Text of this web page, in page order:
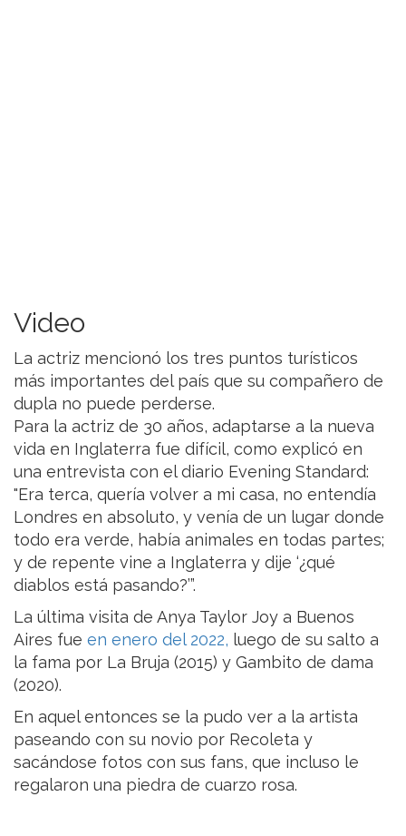
Video
La actriz mencionó los tres puntos turísticos
más importantes del país que su compañero de
dupla no puede perderse.
Para la actriz de 30 años, adaptarse a la nueva
vida en Inglaterra fue difícil, como explicó en
una entrevista con el diario Evening Standard:
"Era terca, quería volver a mi casa, no entendía
Londres en absoluto, y venía de un lugar donde
todo era verde, había animales en todas partes;
y de repente vine a Inglaterra y dije ‘¿qué
diablos está pasando?’”.
La última visita de Anya Taylor Joy a Buenos
Aires fue en enero del 2022, luego de su salto a
la fama por La Bruja (2015) y Gambito de dama
(2020).
En aquel entonces se la pudo ver a la artista
paseando con su novio por Recoleta y
sacándose fotos con sus fans, que incluso le
regalaron una piedra de cuarzo rosa.